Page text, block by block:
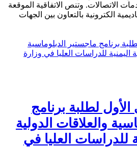
الاتصالات. وتنص الاتفاقية الموقعة
الكترونية بالتعاون بين الجهات
الأول لطلبة برنامج
والعلاقات الدولية
للدراسات العليا في